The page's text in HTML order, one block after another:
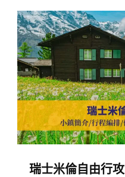
由
行
攻
略】
蘇
黎
一
遊
瑞士米倫自由行